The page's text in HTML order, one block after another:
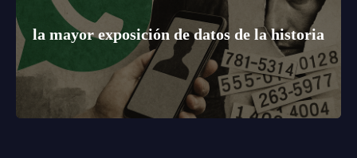
la mayor exposición de datos de la historia